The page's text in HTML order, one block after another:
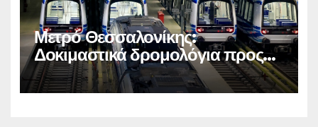
Μετρό Θεσσαλονίκης:
Δοκιμαστικά δρομολόγια προς
Καλαμαριά